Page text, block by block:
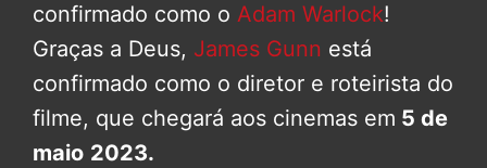
confirmado como o Adam Warlock!
Graças a Deus, James Gunn está
confirmado como o diretor e roteirista do
filme, que chegará aos cinemas em 5 de
maio 2023.